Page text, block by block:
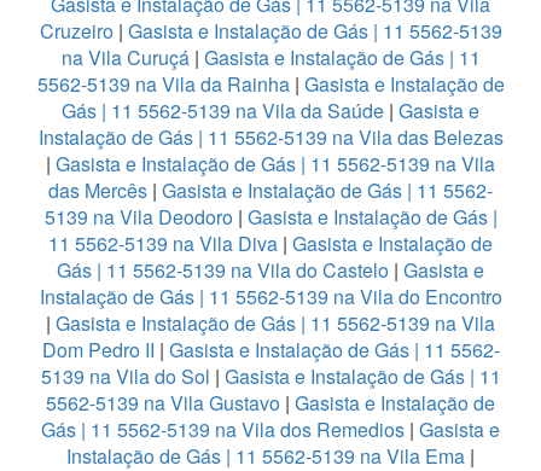
Cruzeiro | Gasista e Instalação de Gás | 11 5562-5139
na Vila Curuçá | Gasista e Instalação de Gás | 11
5562-5139 na Vila da Rainha | Gasista e Instalação de
Gás | 11 5562-5139 na Vila da Saúde | Gasista e
Instalação de Gás | 11 5562-5139 na Vila das Belezas
| Gasista e Instalação de Gás | 11 5562-5139 na Vila
das Mercês | Gasista e Instalação de Gás | 11 5562-
5139 na Vila Deodoro| Gasista e Instalação de Gás |
11 5562-5139 na Vila Diva | Gasista e Instalação de
Gás | 11 5562-5139 na Vila do Castelo | Gasista e
Instalação de Gás | 11 5562-5139 na Vila do Encontro
| Gasista e Instalação de Gás | 11 5562-5139 na Vila
Dom Pedro II | Gasista e Instalação de Gás | 11 5562-
5139 na Vila do Sol | Gasista e Instalação de Gás | 11
5562-5139 na Vila Gustavo | Gasista e Instalação de
Gás | 11 5562-5139 na Vila dos Remedios | Gasista e
Instalação de Gás | 11 5562-5139 na Vila Ema |